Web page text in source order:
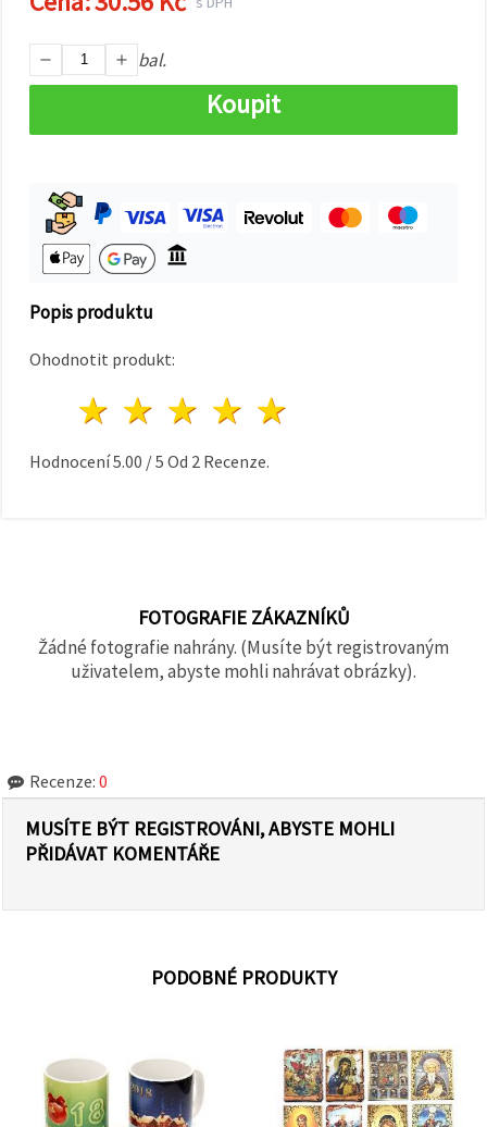
uvést své
Nastavení
výběrem
daného
kliknutím
Přijmout
vše
bal.
Koupit
Popis produktu
Ohodnotit produkt:
4 hvězdy
3 hvězdy
2 hvězdy
1 hvězda
Hodnocení5.00 /5 Od 2 Recenze.
FOTOGRAFIE ZÁKAZNÍKŮ
Žádné fotografie nahrány. (Musíte být registrovaným
uživatelem, abyste mohli nahrávat obrázky).
Recenze: 0
MUSÍTE BÝT REGISTROVÁNI, ABYSTE MOHLI
PŘIDÁVAT KOMENTÁŘE
PODOBNÉ PRODUKTY